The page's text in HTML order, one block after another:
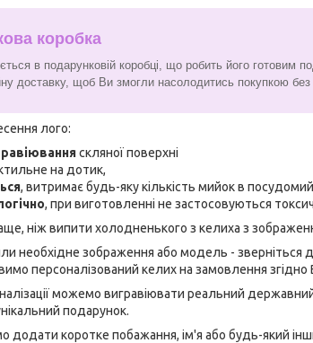
коробка
в подарунковій коробці, що робить його готовим
доставку, щоб Ви змогли насолодитись покупкою без
лого:
скляної поверхні
на дотик,
, витримає будь-яку кількість мийок в
, при виготовленні не застосовуються
ніж випити холодненького з келиха з
необхідне зображення або модель - зверніться
персоналізований келих на замовлення
можемо вигравіювати реальний
подарунок.
коротке побажання, ім'я або будь-який